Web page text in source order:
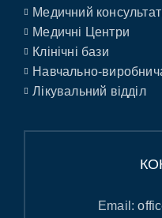
Медичний
Медичні Центри
Клінічні бази
Навчально-
Лікувальний відділ
Email: